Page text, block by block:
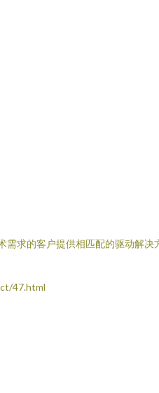
求的客户提供相匹配的驱动解
47.html